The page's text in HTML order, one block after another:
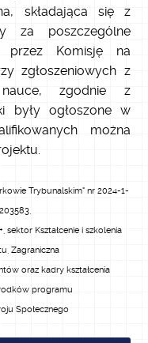
składająca się z
za poszczególne
przez Komisję na
zgłoszeniowych z
zgodnie z
były ogłoszone w
można
Trybunalskim" nr 2024-1-
sektor Kształcenie i szkolenia
Zagraniczna
oraz kadry kształcenia
programu
Społecznego